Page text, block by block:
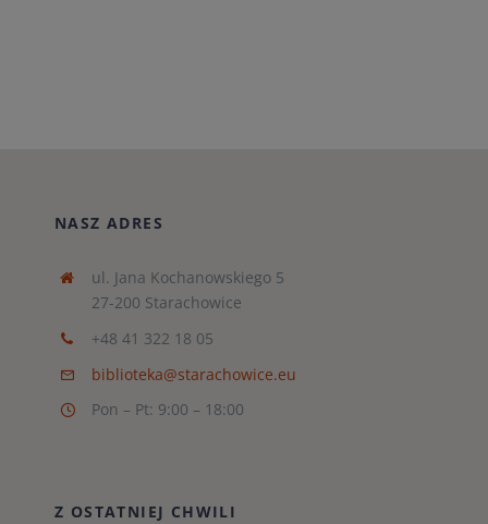
NASZ ADRES
ul. Jana Kochanowskiego 5
27-200 Starachowice
+48 41 322 18 05
biblioteka@starachowice.eu
Pon – Pt: 9:00 – 18:00
Z OSTATNIEJ CHWILI